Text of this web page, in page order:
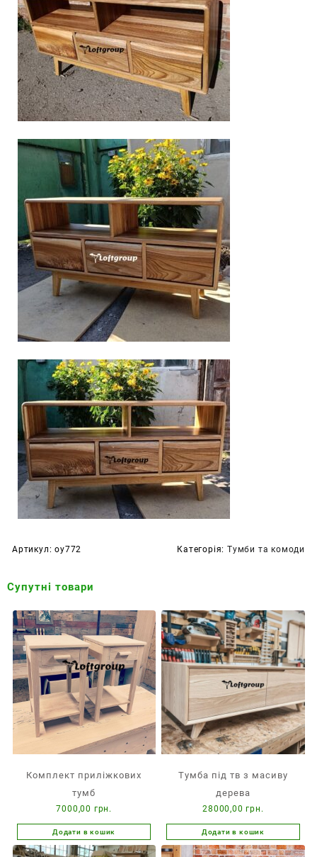
Артикул:оу772 Категорія: Тумби та комоди
Супутні товари
Комплект приліжкових
тумб
7000,00 грн.
Додати в кошик
Тумба під тв з масиву
дерева
28000,00грн.
Додати в кошик